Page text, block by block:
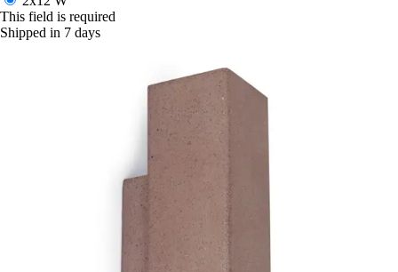
This field is required
Shipped in 7 days